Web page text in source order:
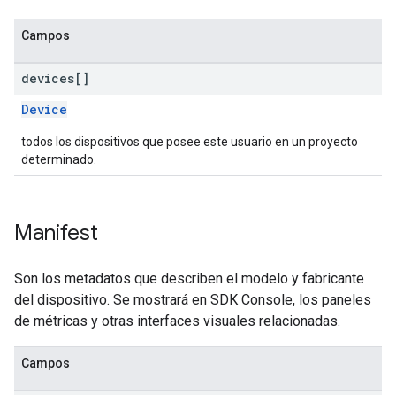
Campos
devices[]
Device
todos los dispositivos que posee este usuario en un proyecto
determinado.
Manifest
Son los metadatos que describen el modelo y fabricante
del dispositivo. Se mostrará en SDK Console, los paneles
de métricas y otras interfaces visuales relacionadas.
Campos